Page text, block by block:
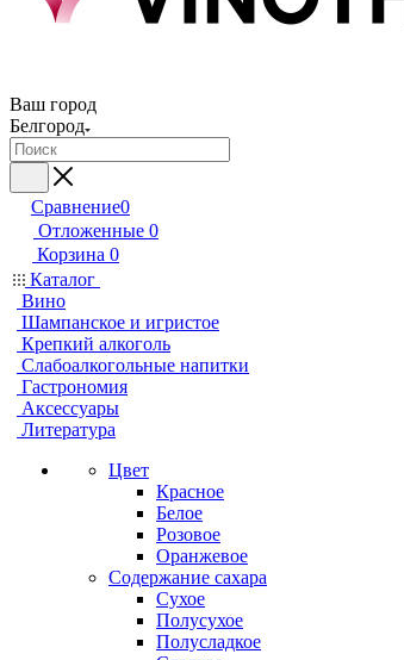
Ваш город
Белгород
Сравнение0
Отложенные 0
Корзина 0
Каталог
Вино
Шампанское и игристое
Крепкий алкоголь
Слабоалкогольные напитки
Гастрономия
Аксессуары
Литература
Цвет
Красное
Белое
Розовое
Оранжевое
Содержание сахара
Сухое
Полусухое
Полусладкое